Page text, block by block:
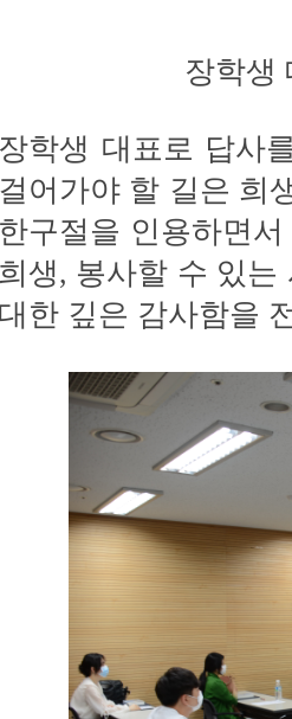
장학생
장학생 대표로 답사
걸어가야 할 길은 희
한구절을 인용하면서
희생, 봉사할 수 있는
대한 깊은 감사함을